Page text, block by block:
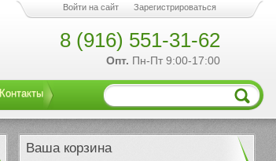
Войти на сайт Зарегистрироваться
8 (916) 551-31-62
Опт. Пн-Пт 9:00-17:00
Контакты
Ваша корзина